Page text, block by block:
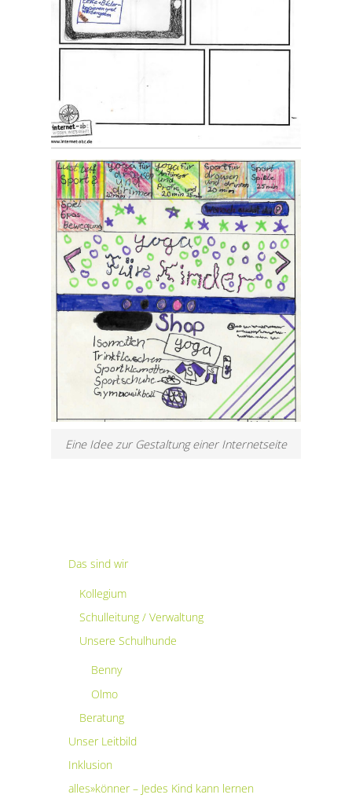
Eine Idee zur Gestaltung einer Internetseite
Das sind wir
Kollegium
Schulleitung / Verwaltung
Unsere Schulhunde
Benny
Olmo
Beratung
Unser Leitbild
Inklusion
alles»könner – Jedes Kind kann lernen